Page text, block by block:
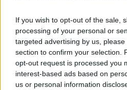
If you wish to opt-out of the sale,
processing of your personal or
targeted advertising by us,
section to confirm your selection.
opt-out request is processed you
interest-based ads based on
us or personal information
Ειδήσεις 5-8-2026